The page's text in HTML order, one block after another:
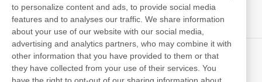
New Products/Technologies
Flex Sensing
Electric Debonding Tape
to personalize content and ads, to provide social media
features and to analyses our traffic. We share information
about your use of our website with our social media,
advertising and analytics partners, who may combine it with
other information that you have provided to them or that
they have collected from your use of their services. You